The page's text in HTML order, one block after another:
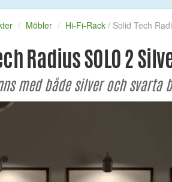
Möbler Hi-Fi-Rack / Solid Tech
Radius SOLO 2
med både silver och